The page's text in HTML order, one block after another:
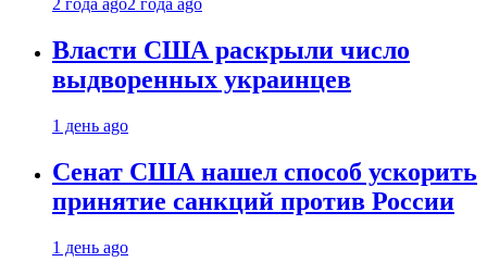
2 года ago2 года ago
Власти США раскрыли число
выдворенных украинцев
1 день ago
Сенат США нашел способ ускорить
принятие санкций против России
1 день ago